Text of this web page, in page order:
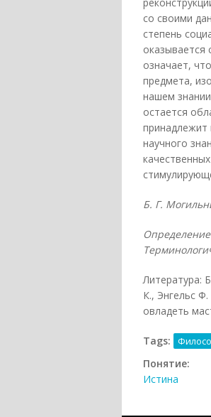
со своими
степень
оказывается
означает,
предмета,
нашем
остается
принадлежит
научного
Б. Г.
Литература:
К., Энгельс
овладеть
Tags:
Понятие:
Истина